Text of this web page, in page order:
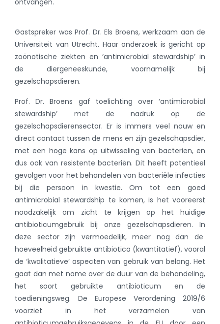
Gastspreker was Prof. Dr. Els Broens, werkzaam aan de
Universiteit van Utrecht. Haar onderzoek is gericht op
zoönotische ziekten en ‘antimicrobial stewardship’ in
de diergeneeskunde, voornamelijk bij
gezelschapsdieren.
Prof. Dr. Broens gaf toelichting over ‘antimicrobial
stewardship’ met de nadruk op de
gezelschapsdierensector. Er is immers veel nauw en
direct contact tussen de mens en zijn gezelschapsdier,
met een hoge kans op uitwisseling van bacteriën, en
dus ook van resistente bacteriën. Dit heeft potentieel
gevolgen voor het behandelen van bacteriële infecties
bij die persoon in kwestie. Om tot een goed
antimicrobial stewardship te komen, is het vooreerst
noodzakelijk om zicht te krijgen op het huidige
antibioticumgebruik bij onze gezelschapsdieren. In
deze sector zijn vermoedelijk, meer nog dan de
hoeveelheid gebruikte antibiotica (kwantitatief), vooral
de ‘kwalitatieve’ aspecten van gebruik van belang. Het
gaat dan met name over de duur van de behandeling,
het soort gebruikte antibioticum en de
toedieningsweg. De Europese Verordening 2019/6
voorziet in het verzamelen van